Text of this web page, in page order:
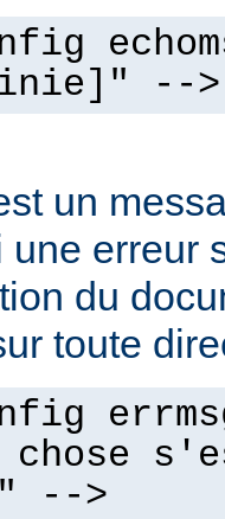
-->
un
une erreur
du
toute
chose
-->